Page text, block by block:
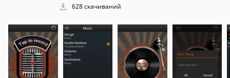
628 скачиваний